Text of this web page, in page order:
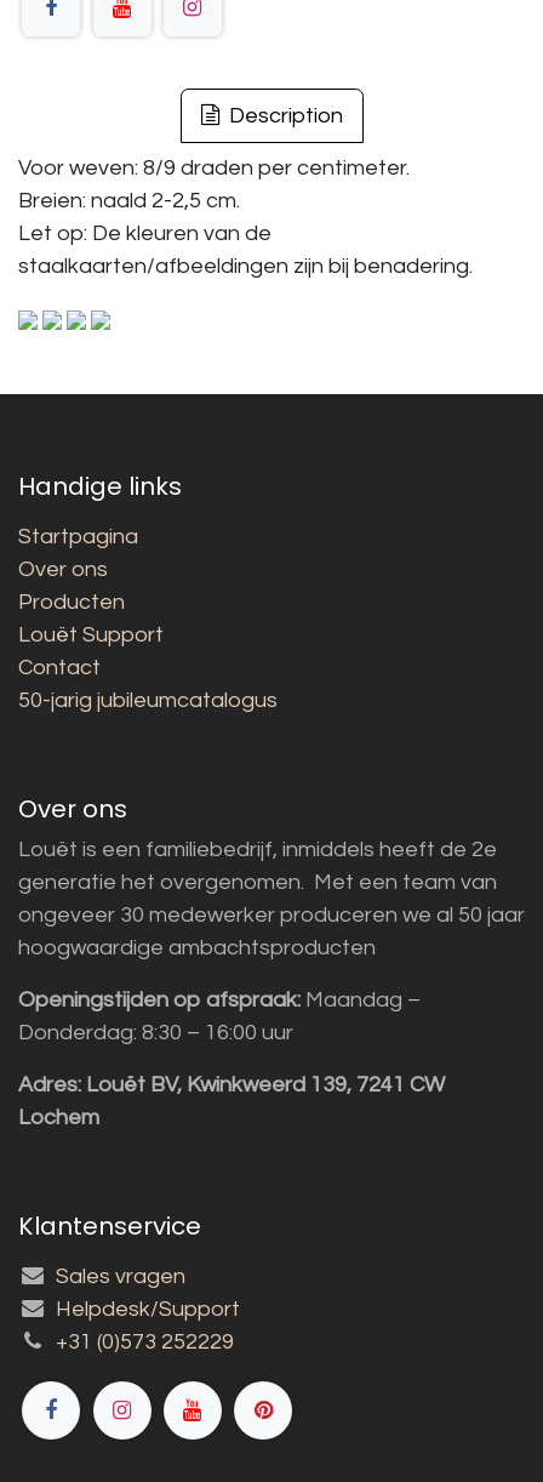
Description
Voor weven: 8/9 draden per centimeter.
Breien: naald 2-2,5 cm.
Let op: De kleuren van de
staalkaarten/afbeeldingen zijn bij benadering.
Handige links
Startpagina
Over ons
Producten
Louët Support
Contact
50-jarig jubileumcatalogus
Over ons
Louët is een familiebedrijf, inmiddels heeft de 2e
generatie het overgenomen. Met een team van
ongeveer 30 medewerker produceren we al 50 jaar
hoogwaardige ambachtsproducten
Openingstijden op afspraak: Maandag –
Donderdag: 8:30 – 16:00 uur
Adres: Louët BV, Kwinkweerd 139, 7241 CW
Lochem
Klantenservice
Sales vragen
Helpdesk/Support
+31 (0)573 252229